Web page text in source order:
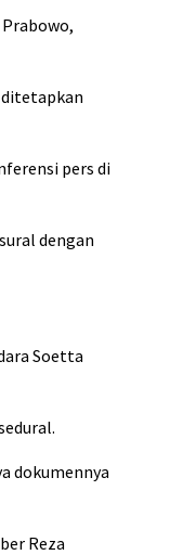
ditetapkan
pers di
dengan
Soetta
dokumennya
Reza